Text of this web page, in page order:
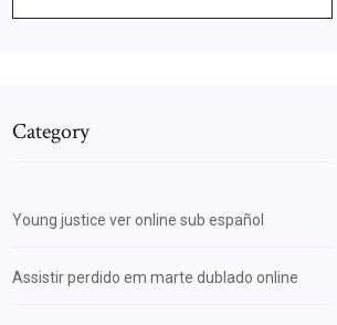
Category
Young justice ver online sub español
Assistir perdido em marte dublado online